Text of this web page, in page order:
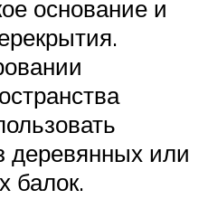
основание и
деревянных или
балок.